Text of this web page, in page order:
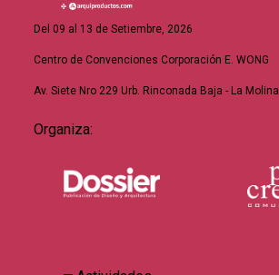
Del 09 al 13 de Setiembre, 2026
Centro de Convenciones Corporación E. WONG
Av. Siete Nro 229 Urb. Rinconada Baja - La Molina
Organiza: